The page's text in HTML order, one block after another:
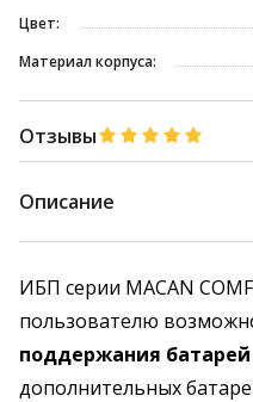
Цвет:
Материал корпуса:
Отзывы
Описание
ИБП серии MACAN
пользователю
поддержания батарей
дополнительных